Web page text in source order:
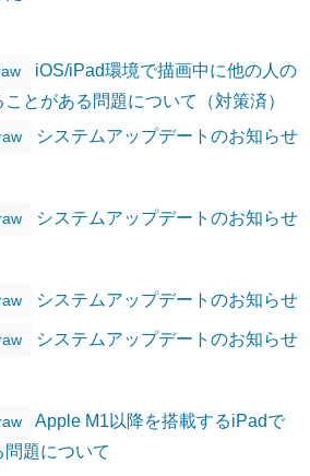
iOS/iPad環境で描画中に他の人の
とがある問題について（対策済）
システムアップデートのお知らせ
システムアップデートのお知らせ
システムアップデートのお知らせ
システムアップデートのお知らせ
Apple M1以降を搭載するiPadで
題について